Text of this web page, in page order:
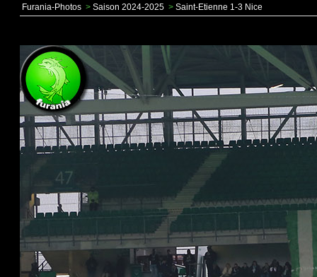
Furania-Photos > Saison 2024-2025 > Saint-Etienne 1-3 Nice